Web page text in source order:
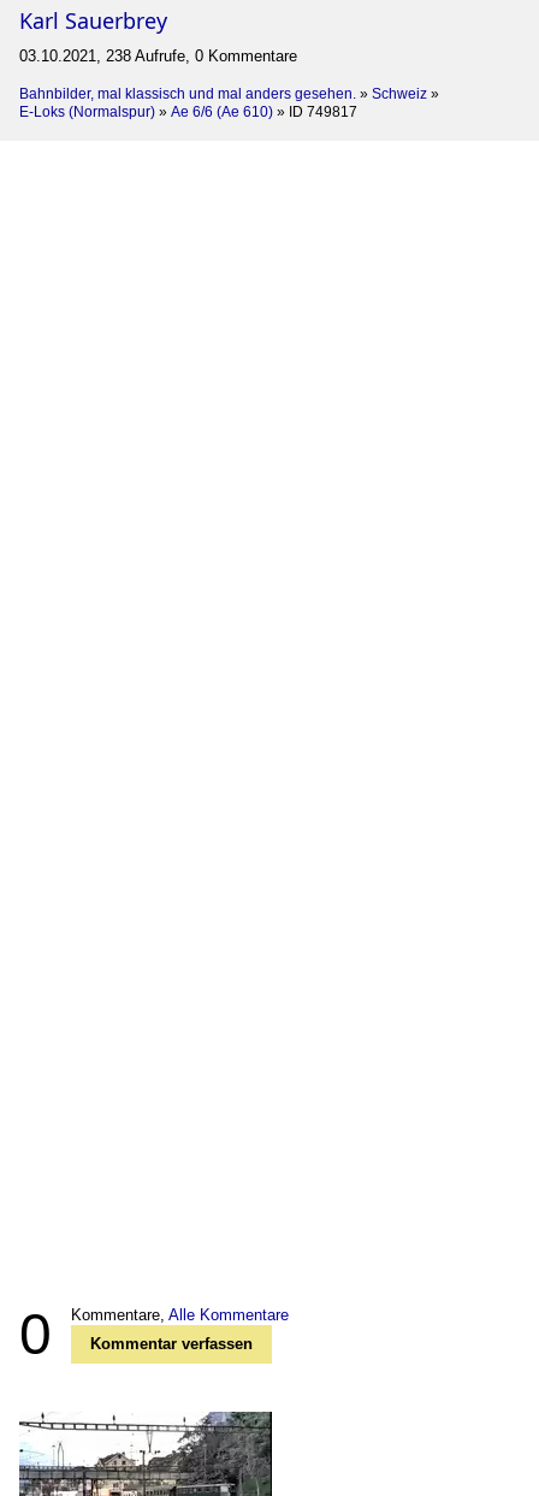
Karl Sauerbrey
03.10.2021, 238 Aufrufe, 0 Kommentare
Bahnbilder, mal klassisch und mal anders gesehen. » Schweiz »
E-Loks (Normalspur) » Ae 6/6 (Ae 610) » ID 749817
0 Kommentare, Alle Kommentare
Kommentar verfassen